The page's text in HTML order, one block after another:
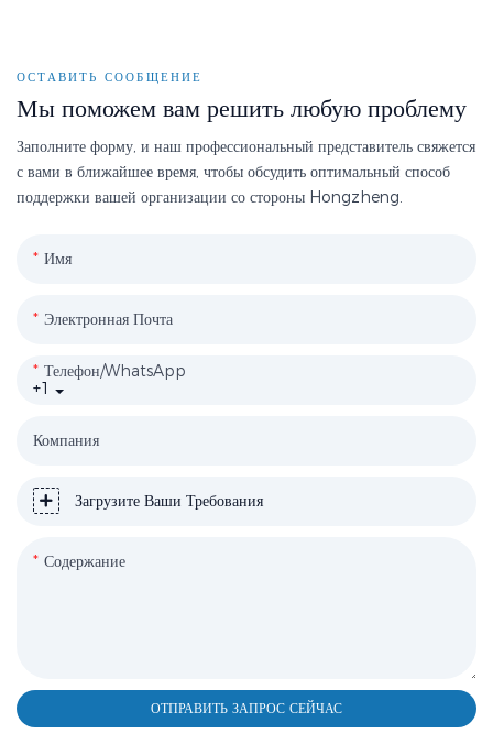
ОСТАВИТЬ СООБЩЕНИЕ
Мы поможем вам решить любую проблему
Заполните форму, и наш профессиональный представитель свяжется
с вами в ближайшее время, чтобы обсудить оптимальный способ
поддержки вашей организации со стороны Hongzheng.
Имя
Электронная Почта
+1
Телефон/WhatsApp
Компания
Загрузите Ваши Требования
Содержание
ОТПРАВИТЬ ЗАПРОС СЕЙЧАС